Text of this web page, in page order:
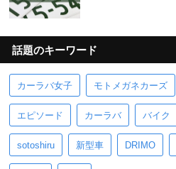
話題のキーワード
カーラバ女子 モトメガネカーズ
エピソード カーラバ バイク
sotoshiru 新型車 DRIMO